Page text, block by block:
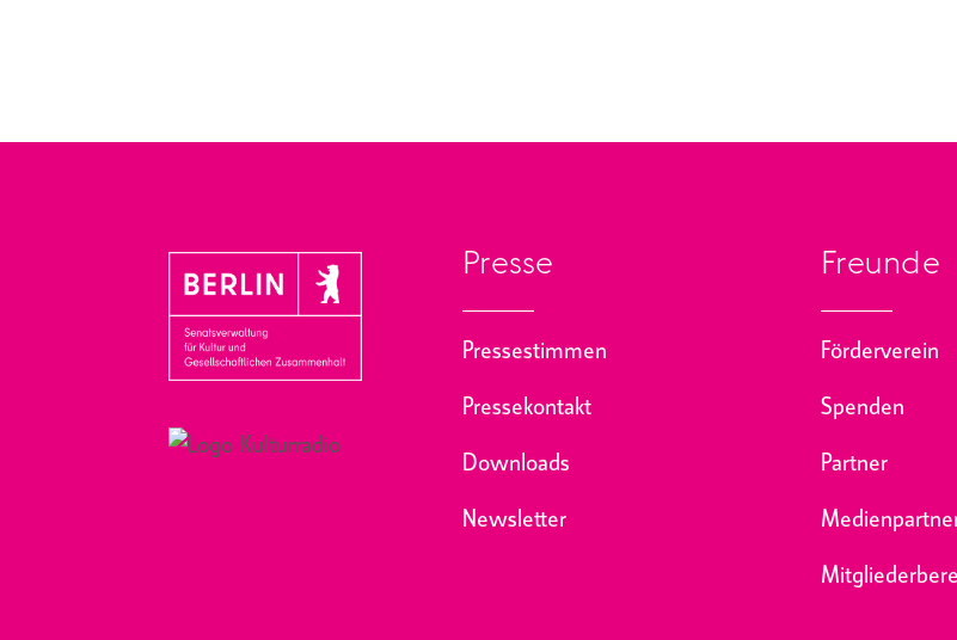
Presse
Pressestimmen
Pressekontakt
Downloads
Newsletter
Freunde
Förderverein
Spenden
Partner